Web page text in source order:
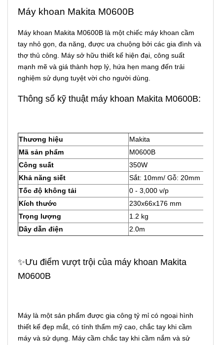
Máy khoan Makita M0600B
Máy khoan Makita M0600B là một chiếc máy khoan cầm
tay nhỏ gọn, đa năng, được ưa chuộng bởi các gia đình và
thợ thủ công. Máy sở hữu thiết kế hiện đại, công suất
mạnh mẽ và giá thành hợp lý, hứa hẹn mang đến trải
nghiệm sử dụng tuyệt vời cho người dùng.
Thông số kỹ thuật máy khoan Makita M0600B:
Thương hiệu
Makita
Mã sản phẩm
M0600B
Công suất
350W
Khả năng siết
Sắt: 10mm/ Gỗ: 20mm
Tốc độ không tải
0 - 3,000 v/p
Kích thước
230x66x176 mm
Trọng lượng
1.2 kg
Dây dẫn điện
2.0m
✨Ưu điểm vượt trội của máy khoan Makita
M0600B
Máy là một sản phẩm được gia công tỷ mỉ có ngoại hình
thiết kế đẹp mắt, có tính thẩm mỹ cao, chắc tay khi cầm
máy và sử dụng. Máy cầm chắc tay khi cầm nắm và sử